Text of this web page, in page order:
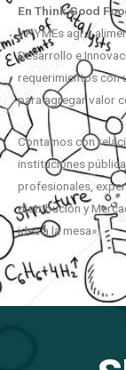
En ThinkGood
y PYMEs agro-
Desarrollo e
requerimientos con
para agregar valor
Contamos con
instituciones
profesionales,
distribución y
idea a la mesa».